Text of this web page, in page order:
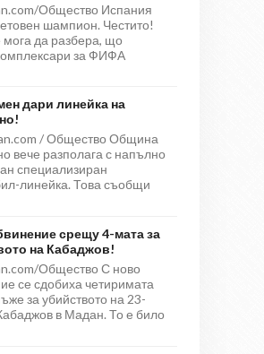
Общество Испания
шампион. Честито!
да разбера, що
за ФИФА
дари линейка на
/ Общество Община
вече разполага с напълно
специализиран
линейка. Това съобщи
срещу 4-мата за
на Кабаджов!
Общество С ново
се сдобиха четиримата
за убийството на 23-
в Мадан. То е било